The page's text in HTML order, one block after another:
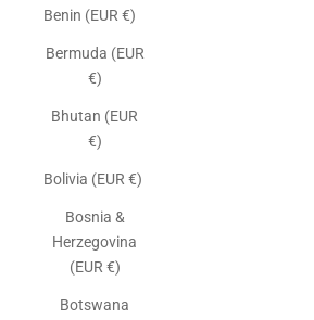
Benin (EUR €)
Bermuda (EUR
€)
Bhutan (EUR
€)
Bolivia (EUR €)
Bosnia &
Herzegovina
(EUR €)
Botswana